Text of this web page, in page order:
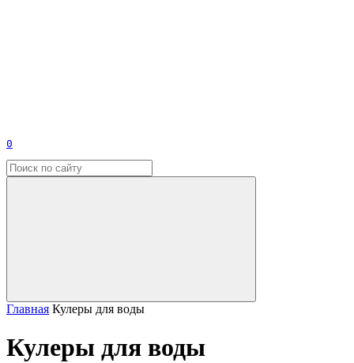
0
Главная Кулеры для воды
Кулеры для воды